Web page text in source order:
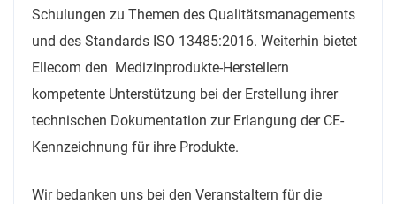
Schulungen zu Themen des Qualitätsmanagements
und des Standards ISO 13485:2016. Weiterhin bietet
Ellecom den Medizinprodukte-Herstellern
kompetente Unterstützung bei der Erstellung ihrer
technischen Dokumentation zur Erlangung der CE-
Kennzeichnung für ihre Produkte.
Wir bedanken uns bei den Veranstaltern für die